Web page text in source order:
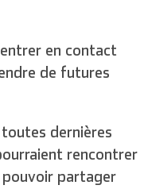
en contact
de futures
dernières
rencontrer
pouvoir partager